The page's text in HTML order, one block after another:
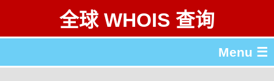
全球 WHOIS 查询
Menu ☰